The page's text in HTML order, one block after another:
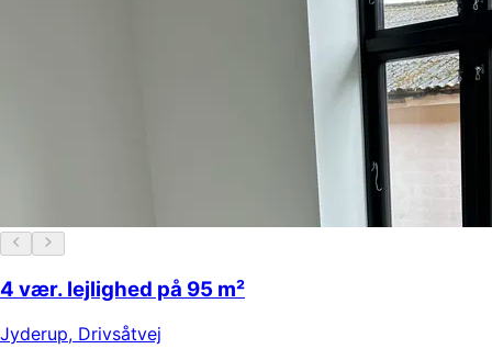
4 vær. lejlighed på 95 m²
Jyderup, Drivsåtvej